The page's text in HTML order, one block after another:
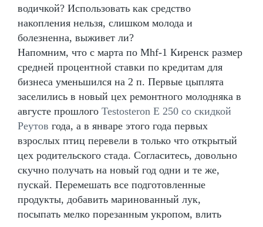
водичкой? Использовать как средство
накопления нельзя, слишком молода и
болезненна, выживет ли?
Напомним, что с марта по Mhf-1 Киренск размер
средней процентной ставки по кредитам для
бизнеса уменьшился на 2 п. Первые цыплята
заселились в новый цех ремонтного молодняка в
августе прошлого Testosteron E 250 со скидкой
Реутов года, а в январе этого года первых
взрослых птиц перевели в только что открытый
цех родительского стада. Согласитесь, довольно
скучно получать на новый год одни и те же,
пускай. Перемешать все подготовленные
продукты, добавить маринованный лук,
посыпать мелко порезанным укропом, влить